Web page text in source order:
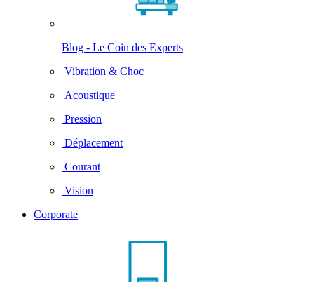
Blog - Le Coin des Experts
Vibration & Choc
Acoustique
Pression
Déplacement
Courant
Vision
Corporate